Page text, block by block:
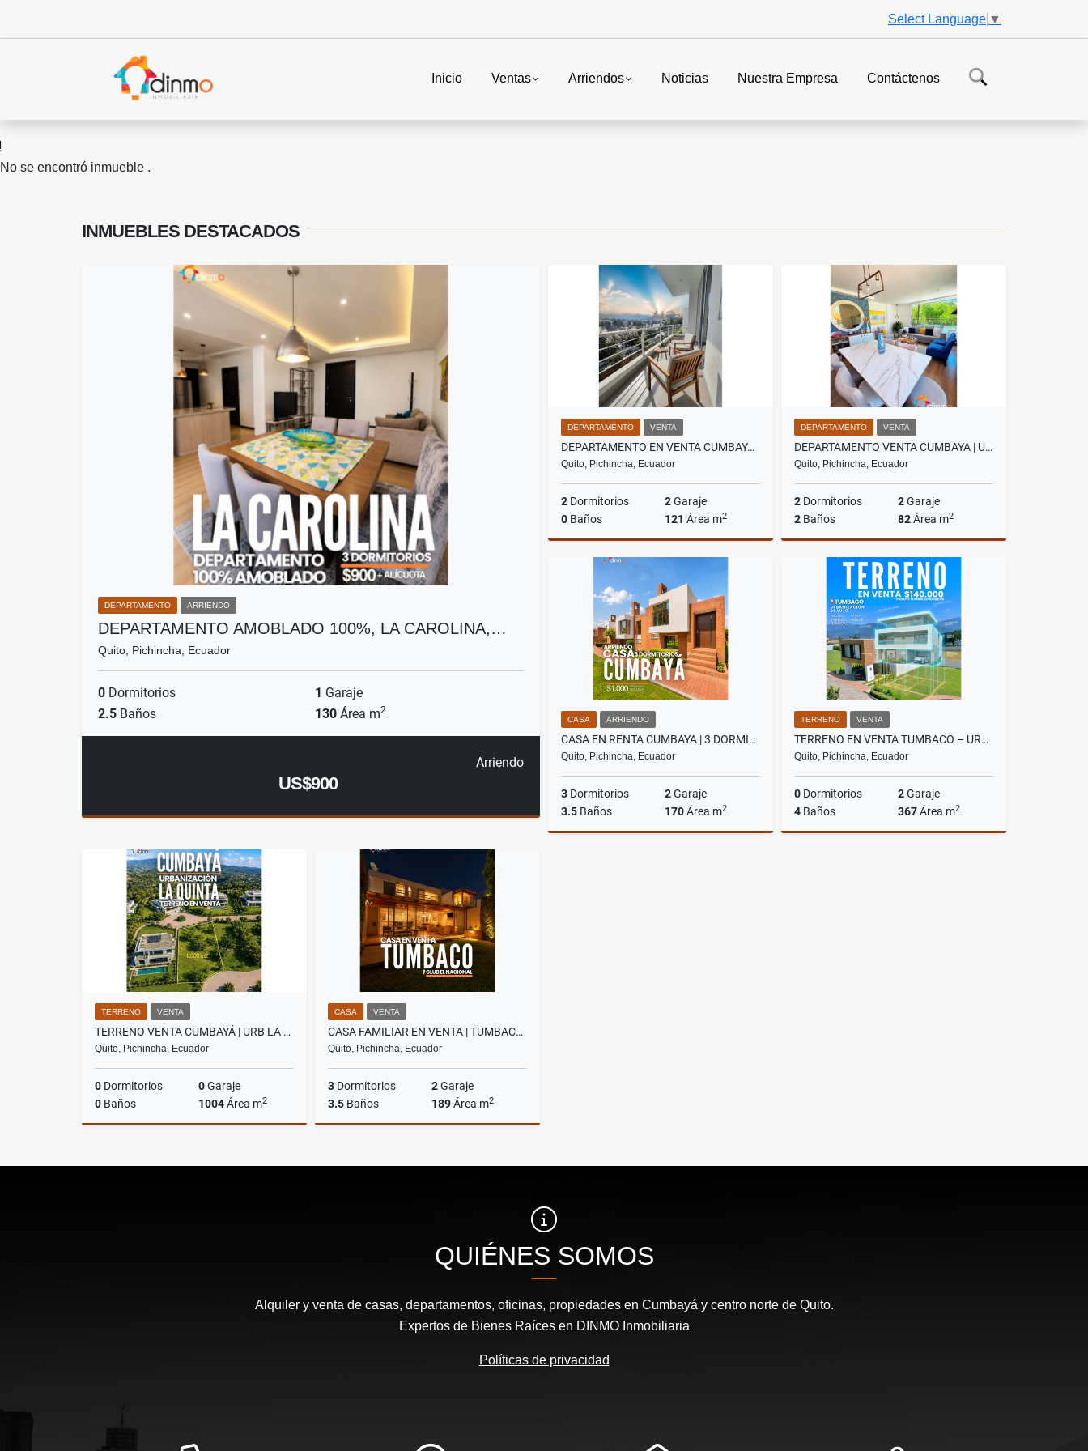
Select Language ▼
Inicio Ventas Arriendos Noticias Nuestra Empresa Contáctenos
No se encontró inmueble .
INMUEBLES DESTACADOS
DEPARTAMENTO ARRIENDO
DEPARTAMENTO AMOBLADO 100%, LA CAROLINA,…
Quito, Pichincha, Ecuador
0 Dormitorios 1 Garaje
2.5 Baños 130 Área m2
Arriendo
US$900
DEPARTAMENTO VENTA
DEPARTAMENTO EN VENTA CUMBAYÁ | UBICACIÓN EXCLUSIVA, EN URBANIZACIÓN
Quito, Pichincha, Ecuador
2 Dormitorios 2Garaje
0 Baños 121 Área m2
US$220,000
DEPARTAMENTO VENTA
DEPARTAMENTO VENTA CUMBAYA | URBANIZACION PRIVADA | 2 DORMITORIOS
Quito, Pichincha, Ecuador
2 Dormitorios 2Garaje
2 Baños 82Área m2
US$140,000
CASA ARRIENDO
CASA EN RENTA CUMBAYA | 3 DORMITORIOS | SEGURIDAD | CERCA USFQ
Quito, Pichincha, Ecuador
3 Dormitorios 2Garaje
3.5 Baños 170Área m2
TERRENO VENTA
TERRENO EN VENTA TUMBACO – URBANIZACIÓN – LA VIÑA ALTA (CLUB PRIVADO)
Quito, Pichincha, Ecuador
0 Dormitorios 2Garaje
4 Baños 367Área m2
TERRENO VENTA
TERRENO VENTA CUMBAYÁ | URB LA QUINTA | VISTA PANORAMICA | 1.000 M2
Quito, Pichincha, Ecuador
0 Dormitorios 0Garaje
0 Baños 1004Área m2
US$420,000
CASA VENTA
CASA FAMILIAR EN VENTA | TUMBACO – CLUB EL NACIONAL | DOBLE SEGURIDAD
Quito, Pichincha, Ecuador
3 Dormitorios 2Garaje
3.5 Baños 189Área m2
US$210,000
QUIÉNES SOMOS
Alquiler y venta de casas, departamentos, oficinas, propiedades en Cumbayá y centro norte de Quito.
Expertos de Bienes Raíces en DINMO Inmobiliaria
Políticas de privacidad